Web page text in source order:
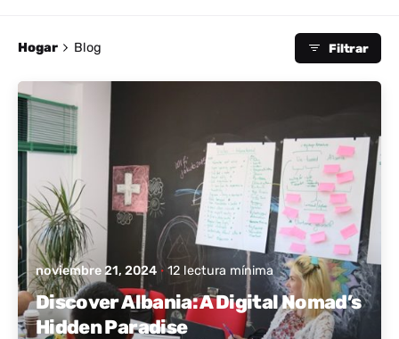
Hogar Blog Filtrar
Albania activa
noviembre 21, 2024 12 lectura mínima
Discover Albania: A Digital Nomad’s
Hidden Paradise